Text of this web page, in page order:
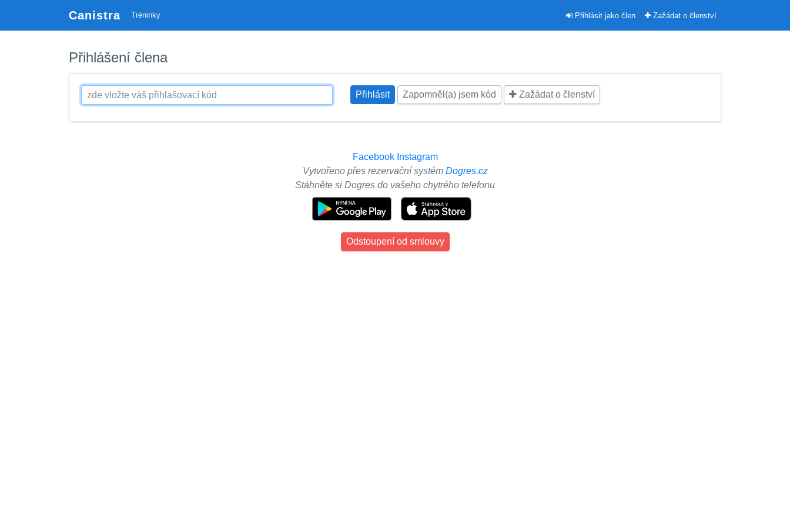
Canistra Tréninky Přihlásit jako člen Zažádat o členství
Přihlášení člena
Zapomněl(a) jsem kód Zažádat o členství
Facebook Instagram
Vytvořeno přes rezervační systém Dogres.cz
Stáhněte si Dogres do vašeho chytrého telefonu
Odstoupení od smlouvy